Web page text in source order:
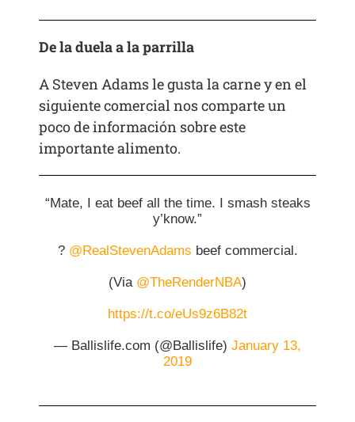
De la duela a la parrilla
A Steven Adams le gusta la carne y en el
siguiente comercial nos comparte un
poco de información sobre este
importante alimento.
“Mate, I eat beef all the time. I smash steaks
y’know.”
? @RealStevenAdams beef commercial.
(Via @TheRenderNBA)
https://t.co/eUs9z6B82t
— Ballislife.com (@Ballislife) January 13,
2019